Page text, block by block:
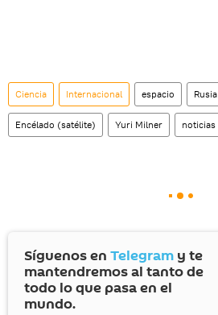
Ciencia Internacional espacio Rusia
Encélado (satélite) Yuri Milner noticias
Síguenos en Telegram y te
mantendremos al tanto de
todo lo que pasa en el
mundo.